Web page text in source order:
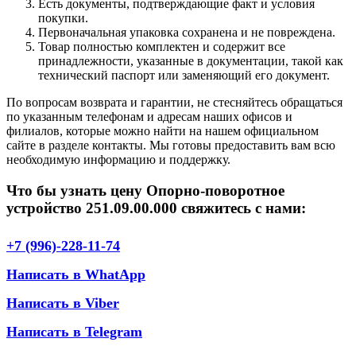
Есть документы, подтверждающие факт и условия
покупки.
Первоначальная упаковка сохранена и не повреждена.
Товар полностью комплектен и содержит все
принадлежности, указанные в документации, такой как
технический паспорт или заменяющий его документ.
По вопросам возврата и гарантии, не стесняйтесь обращаться
по указанным телефонам и адресам наших офисов и
филиалов, которые можно найти на нашем официальном
сайте в разделе контакты. Мы готовы предоставить вам всю
необходимую информацию и поддержку.
Что бы узнать цену Опорно-поворотное
устройство 251.09.00.000 свяжитесь с нами:
+7 (996)-228-11-74
Написать в WhatApp
Написать в Viber
Написать в Telegram